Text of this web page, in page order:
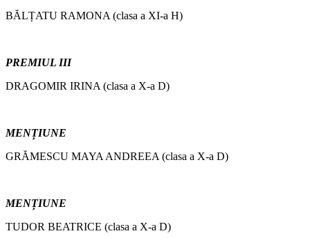
BĂLȚATU RAMONA (clasa a XI-a H)
PREMIUL III
DRAGOMIR IRINA (clasa a X-a D)
MENȚIUNE
GRĂMESCU MAYA ANDREEA (clasa a X-a D)
MENȚIUNE
TUDOR BEATRICE (clasa a X-a D)